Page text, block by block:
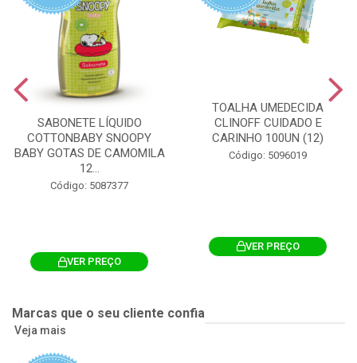
SABONETE LÍQUIDO
COTTONBABY SNOOPY
BABY GOTAS DE CAMOMILA
12...
Código: 5087377
VER PREÇO
TOALHA UMEDECIDA
CLINOFF CUIDADO E
CARINHO 100UN (12)
Código: 5096019
VER PREÇO
Marcas que o seu cliente confia
Veja mais